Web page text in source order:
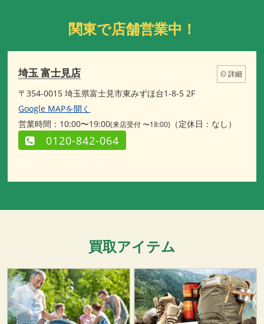
関東で店舗営業中！
埼玉 富士見店 詳細
〒354-0015 埼玉県富士見市東みずほ台1-8-5 2F
Google MAPを開く
営業時間：10:00〜19:00(来店受付 〜18:00) （定休日：なし）
0120-842-064
買取アイテム